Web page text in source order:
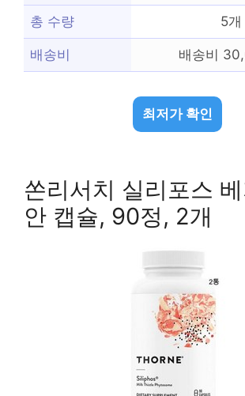
총 수량 5개
배송비 배송비
최저가 확인
쏜리서치 실리포스
안 캡슐, 90정, 2개